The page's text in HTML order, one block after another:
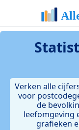
Verken alle
voor
de
leefomgeving
grafieken